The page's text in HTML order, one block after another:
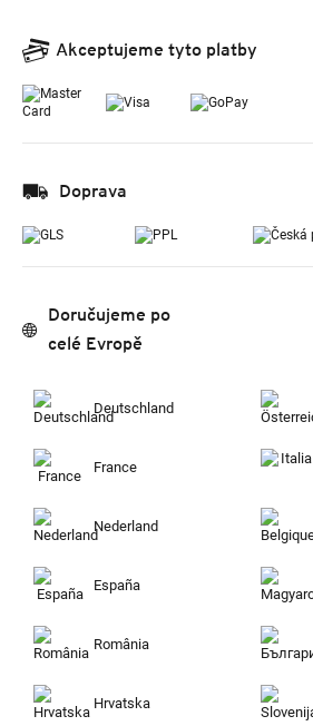
Akceptujeme tyto platby
Doprava
Doručujeme po
celé Evropě
Deutschland
France
Nederland
España
România
Hrvatska